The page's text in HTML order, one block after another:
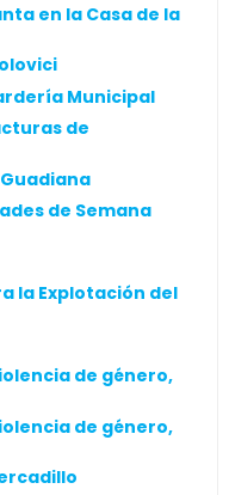
en la Casa de la
Municipal
de
de Semana
la Explotación del
de género,
de género,